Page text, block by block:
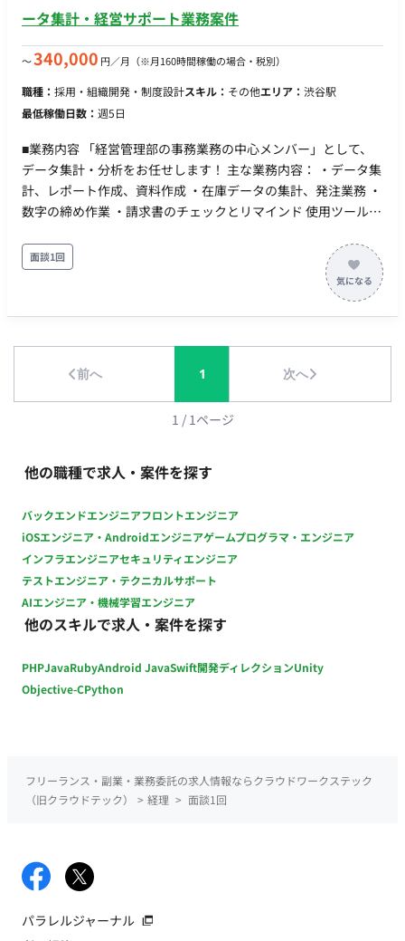
ータ集計・経営サポート業務案件
〜340,000 円／月 （※月160時間稼働の場合・税別）
職種： 採用・組織開発・制度設計スキル： その他エリア： 渋谷駅
最低稼働日数： 週5日
■業務内容 「経営管理部の事務業務の中心メンバー」として、
データ集計・分析をお任せします！ 主な業務内容： ・データ集
計、レポート作成、資料作成 ・在庫データの集計、発注業務 ・
数字の締め作業 ・請求書のチェックとリマインド 使用ツール：
ュニケーションツール：Slack ■期待すること 上記の既存業務に
加え、「こういう業務も対応可能です」と前向きに提案し、業
う」「効率化できる仕組みを作りたい」などの提案 ★ 「決めら
ため、社会保険加入対象） 勤務日数：週5日 ・曜日：平日月～
金 ・時間：10:00～19:00（実働8時間/休憩1時間） ※時短
勤務の相談可 働き方：出社日：月・水・金 リモート可能日：
日は1～2時間の可能性あり） お支払時給：1,800円前後（スキ
ル・経験により変動あり） 募集人数：複数名 契約期間：長期想
数字を扱うのが得意で、データ整理・集計が得意な方 ・経営に
関わるデータ管理・分析に興味がある方 ・美容やスキンケアに
興味関心がある方 ・マニュアル通りの業務より、柔軟な対応が
できる環境が好きな方 ・「こういう業務もできます」と前向き
に提案できる方
面談1回
前へ 1 次へ
1 / 1ページ
他の職種で求人・案件を探す
バックエンドエンジニアフロントエンジニア
iOSエンジニア・Androidエンジニアゲームプログラマ・エンジニア
インフラエンジニアセキュリティエンジニア
テストエンジニア・テクニカルサポート
AIエンジニア・機械学習エンジニア
他のスキルで求人・案件を探す
PHPJavaRubyAndroid JavaSwift開発ディレクションUnity
Objective-CPython
フリーランス・副業・業務委託の求人情報ならクラウドワークステック
（旧クラウドテック）
> 経理 > 面談1回
パラレルジャーナル